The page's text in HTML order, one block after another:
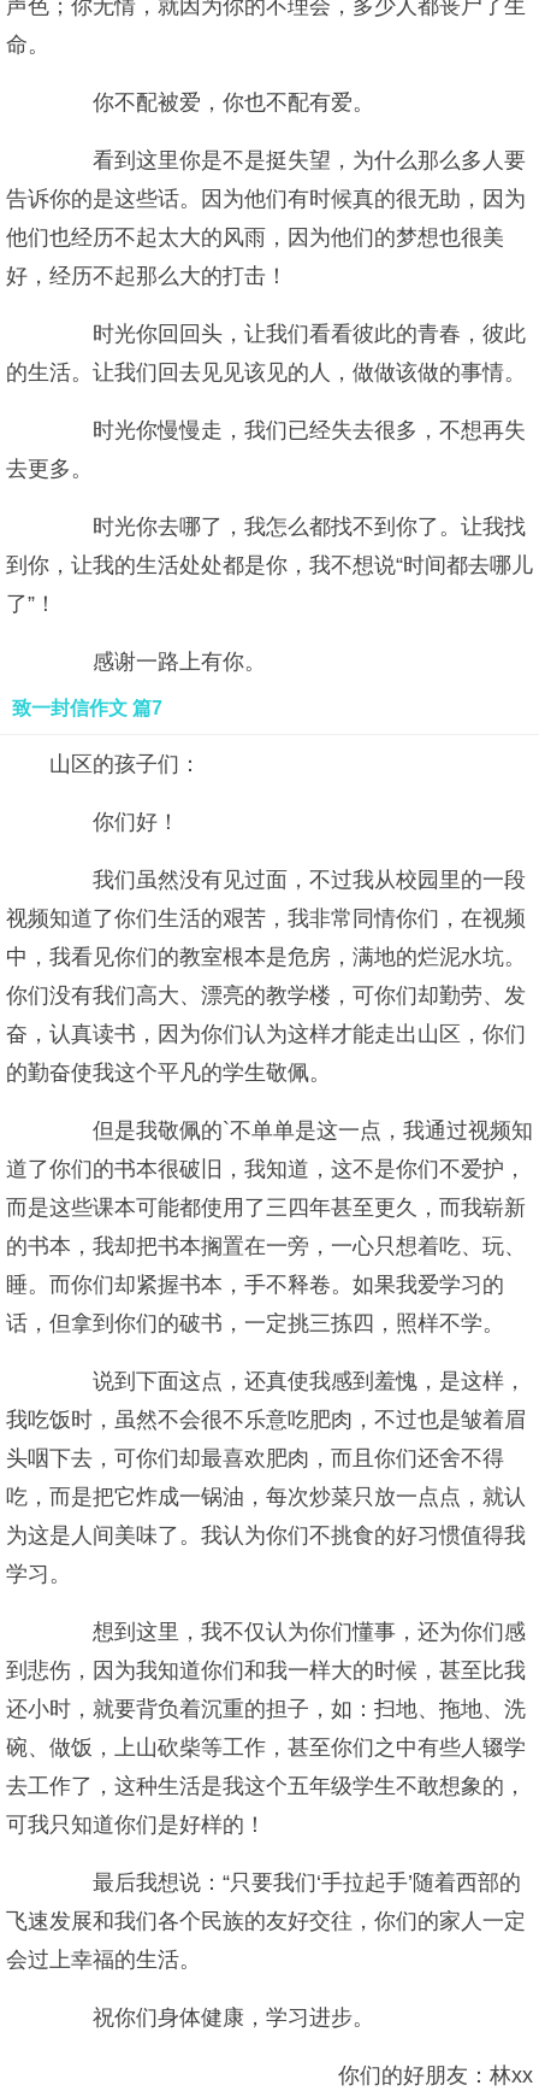
声色；你无情，就因为你的不理会，多少人都丧尸了生
命。
你不配被爱，你也不配有爱。
看到这里你是不是挺失望，为什么那么多人要
告诉你的是这些话。因为他们有时候真的很无助，因为
他们也经历不起太大的风雨，因为他们的梦想也很美
好，经历不起那么大的打击！
时光你回回头，让我们看看彼此的青春，彼此
的生活。让我们回去见见该见的人，做做该做的事情。
时光你慢慢走，我们已经失去很多，不想再失
去更多。
时光你去哪了，我怎么都找不到你了。让我找
到你，让我的生活处处都是你，我不想说“时间都去哪儿
了”！
感谢一路上有你。
致一封信作文 篇7
山区的孩子们：
你们好！
我们虽然没有见过面，不过我从校园里的一段
视频知道了你们生活的艰苦，我非常同情你们，在视频
中，我看见你们的教室根本是危房，满地的烂泥水坑。
你们没有我们高大、漂亮的教学楼，可你们却勤劳、发
奋，认真读书，因为你们认为这样才能走出山区，你们
的勤奋使我这个平凡的学生敬佩。
但是我敬佩的`不单单是这一点，我通过视频知
道了你们的书本很破旧，我知道，这不是你们不爱护，
而是这些课本可能都使用了三四年甚至更久，而我崭新
的书本，我却把书本搁置在一旁，一心只想着吃、玩、
睡。而你们却紧握书本，手不释卷。如果我爱学习的
话，但拿到你们的破书，一定挑三拣四，照样不学。
说到下面这点，还真使我感到羞愧，是这样，
我吃饭时，虽然不会很不乐意吃肥肉，不过也是皱着眉
头咽下去，可你们却最喜欢肥肉，而且你们还舍不得
吃，而是把它炸成一锅油，每次炒菜只放一点点，就认
为这是人间美味了。我认为你们不挑食的好习惯值得我
学习。
想到这里，我不仅认为你们懂事，还为你们感
到悲伤，因为我知道你们和我一样大的时候，甚至比我
还小时，就要背负着沉重的担子，如：扫地、拖地、洗
碗、做饭，上山砍柴等工作，甚至你们之中有些人辍学
去工作了，这种生活是我这个五年级学生不敢想象的，
可我只知道你们是好样的！
最后我想说：“只要我们‘手拉起手’随着西部的
飞速发展和我们各个民族的友好交往，你们的家人一定
会过上幸福的生活。
祝你们身体健康，学习进步。
你们的好朋友：林xx